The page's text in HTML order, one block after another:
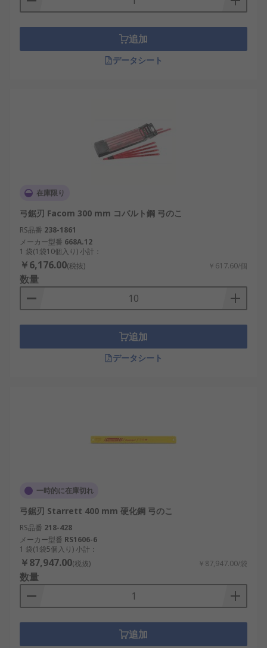
追加
データシート
在庫限り
弓鋸刃 Facom 300 mm コバルト鋼 弓のこ
RS品番 238-1861
メーカー型番 668A.12
1 袋(1袋10個入り) 小計：
￥6,176.00(税抜) ￥617.60/個
数量
追加
データシート
一時的に在庫切れ
弓鋸刃 Starrett 400 mm 硬化鋼 弓のこ
RS品番 218-428
メーカー型番 RS1606-6
1 袋(1袋5個入り) 小計：
￥87,947.00(税抜) ￥87,947.00/袋
数量
追加